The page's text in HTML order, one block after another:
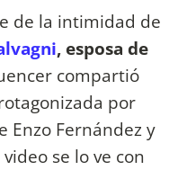
de la intimidad de
, esposa de
compartió
por
Enzo Fernández y
se lo ve con